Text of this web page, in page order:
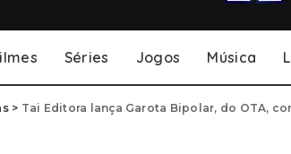
Séries Jogos Música
> Tai Editora lança Garota Bipolar, do OTA,